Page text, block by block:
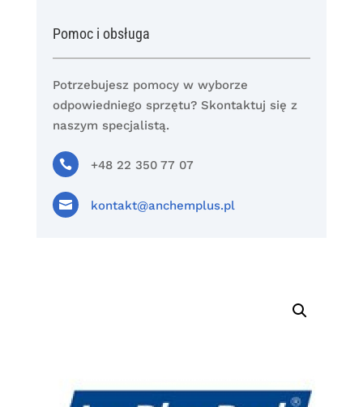
Pomoc i obsługa
Potrzebujesz pomocy w wyborze
odpowiedniego sprzętu? Skontaktuj się z
naszym specjalistą.
 +48 22 350 77 07
 kontakt@anchemplus.pl